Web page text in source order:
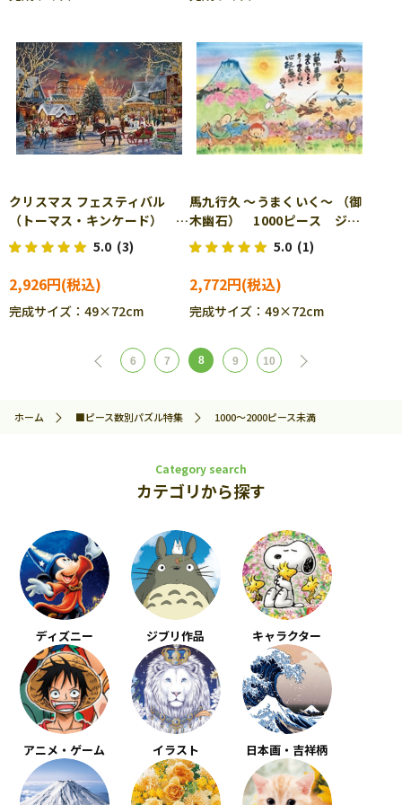
クリスマス フェスティバル
（トーマス・キンケード）
1000ピース ジグソーパズ
ル BEV-1000-126
5.0 (3)
2,926円
完成サイズ：49×72cm
馬九行久 ～うまくいく～ （御
木幽石） 1000ピース ジグ
ソーパズル BEV-1000-127
5.0 (1)
2,772円
完成サイズ：49×72cm
6 7 8 9 10
ホーム ■ピース数別パズル特集 1000～2000ピース未満
Category search
カテゴリから探す
ディズニー ジブリ作品 キャラクター
アニメ・ゲーム イラスト 日本画・吉祥柄